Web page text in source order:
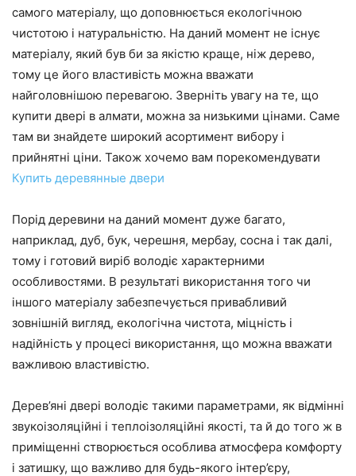
самого матеріалу, що доповнюється екологічною
чистотою і натуральністю. На даний момент не існує
матеріалу, який був би за якістю краще, ніж дерево,
тому це його властивість можна вважати
найголовнішою перевагою. Зверніть увагу на те, що
купити двері в алмати, можна за низькими цінами. Саме
там ви знайдете широкий асортимент вибору і
прийнятні ціни. Також хочемо вам порекомендувати
Купить деревянные двери
Порід деревини на даний момент дуже багато,
наприклад, дуб, бук, черешня, мербау, сосна і так далі,
тому і готовий виріб володіє характерними
особливостями. В результаті використання того чи
іншого матеріалу забезпечується привабливий
зовнішній вигляд, екологічна чистота, міцність і
надійність у процесі використання, що можна вважати
важливою властивістю.
Дерев’яні двері володіє такими параметрами, як відмінні
звукоізоляційні і теплоізоляційні якості, та й до того ж в
приміщенні створюється особлива атмосфера комфорту
і затишку, що важливо для будь-якого інтер’єру,